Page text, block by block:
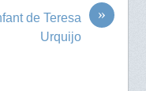
»
de Teresa
Urquijo